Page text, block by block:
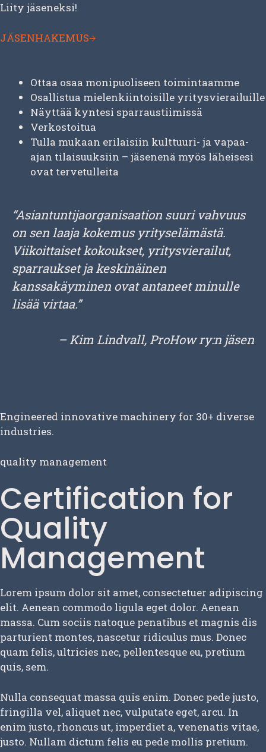
Liity jäseneksi!
JÄSENHAKEMUS
Ottaa osaa monipuoliseen toimintaamme
Osallistua mielenkiintoisille yritysvierailuille
Näyttää kyntesi sparraustiimissä
Verkostoitua
Tulla mukaan erilaisiin kulttuuri- ja vapaa-
ajan tilaisuuksiin – jäsenenä myös läheisesi
ovat tervetulleita
“Asiantuntijaorganisaation suuri vahvuus
on sen laaja kokemus yrityselämästä.
Viikoittaiset kokoukset, yritysvierailut,
sparraukset ja keskinäinen
kanssakäyminen ovat antaneet minulle
lisää virtaa.”
– Kim Lindvall, ProHow ry:n jäsen
Engineered innovative machinery for 30+ diverse
industries.
quality management
Certification for
Quality
Management
Lorem ipsum dolor sit amet, consectetuer adipiscing
elit. Aenean commodo ligula eget dolor. Aenean
massa. Cum sociis natoque penatibus et magnis dis
parturient montes, nascetur ridiculus mus. Donec
quam felis, ultricies nec, pellentesque eu, pretium
quis, sem.
Nulla consequat massa quis enim. Donec pede justo,
fringilla vel, aliquet nec, vulputate eget, arcu. In
enim justo, rhoncus ut, imperdiet a, venenatis vitae,
justo. Nullam dictum felis eu pede mollis pretium.